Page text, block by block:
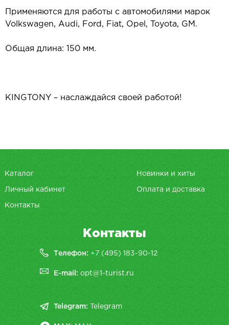
Применяются для работы с автомобилями марок
Volkswagen, Audi, Ford, Fiat, Opel, Toyota, GM.
Общая длина: 150 мм.
KINGTONY – наслаждайся своей работой!
Каталог Новинки и хиты
Личный кабинет Оплата и доставка
Контакты
Контакты
Телефон: +7 (495) 183-90-12
E-mail:opt@1-turist.ru
Telegram: Telegram